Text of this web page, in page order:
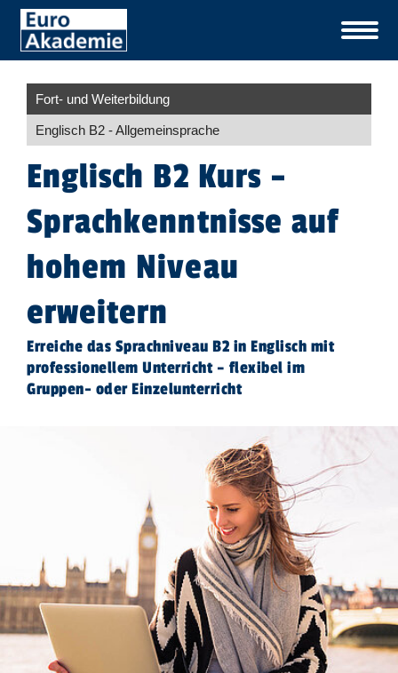
Fort- und Weiterbildung
Englisch B2 - Allgemeinsprache
Englisch B2 Kurs –
Sprachkenntnisse auf
hohem Niveau
erweitern​
Erreiche das Sprachniveau B2 in Englisch mit
professionellem Unterricht – flexibel im
Gruppen- oder Einzelunterricht